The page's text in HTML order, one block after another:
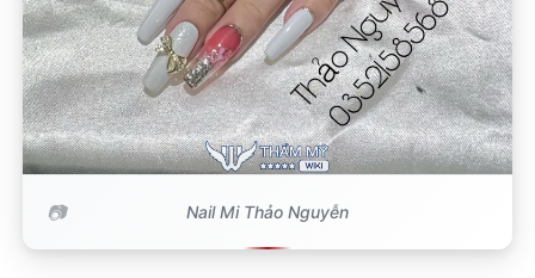
Nail Mi Thảo Nguyễn